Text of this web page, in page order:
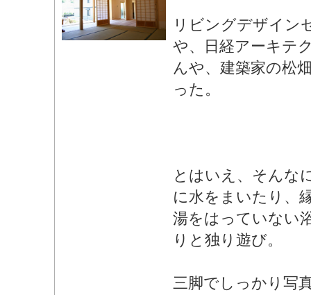
リビングデザイン
や、日経アーキテ
んや、建築家の松
った。
とはいえ、そんな
に水をまいたり、
湯をはっていない
りと独り遊び。
三脚でしっかり写